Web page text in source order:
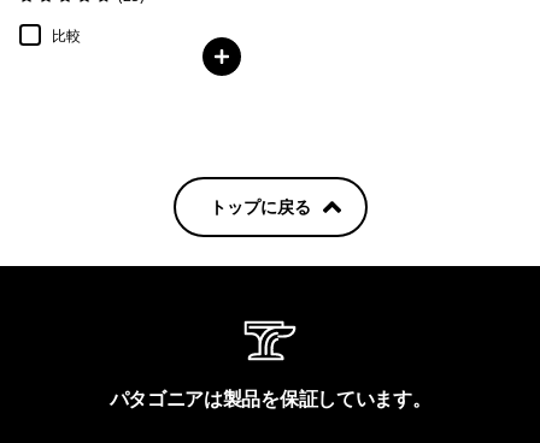
評価: 4.8 / 5
比較
トップに戻る
パタゴニアは製品を保証しています。